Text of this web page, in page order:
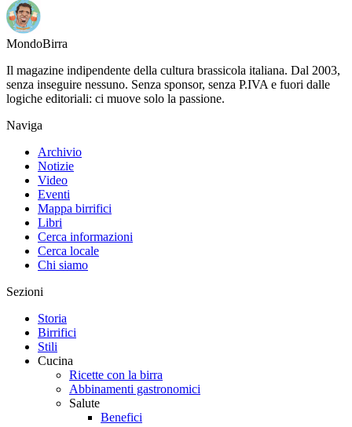
MondoBirra
Il magazine indipendente della cultura brassicola italiana. Dal 2003,
senza inseguire nessuno. Senza sponsor, senza P.IVA e fuori dalle
logiche editoriali: ci muove solo la passione.
Naviga
Archivio
Notizie
Video
Eventi
Mappa birrifici
Libri
Cerca informazioni
Cerca locale
Chi siamo
Sezioni
Storia
Birrifici
Stili
Cucina
Ricette con la birra
Abbinamenti gastronomici
Salute
Benefici